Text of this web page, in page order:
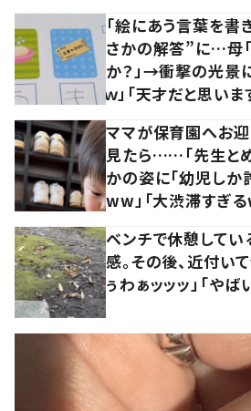
「絵にあう言葉を書
さかの解答”に…母
か？」→衝撃の光景
ｗ」「天才だと思いま
ママが保育園へお
見たら……「先生とめ
かの姿に「幼児し
ww」「大渋滞すぎる
ベンチで休憩して
感。その後、近付い
ぅわぁッッッ」「やば